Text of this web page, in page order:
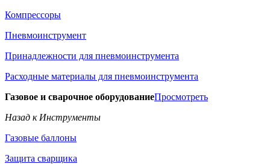
Компрессоры
Пневмоинструмент
Принадлежности для пневмоинструмента
Расходные материалы для пневмоинструмента
Газовое и сварочное оборудованиеПросмотреть
Назад к Инструменты
Газовые баллоны
Защита сварщика